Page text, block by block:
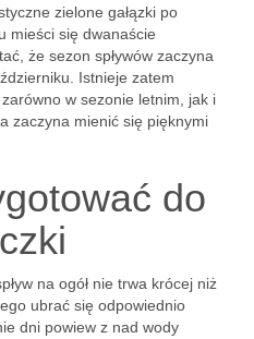
zielone gałązki po
mieści się dwanaście
że sezon spływów zaczyna
Istnieje zatem
w sezonie letnim, jak i
zaczyna mienić się pięknymi
do
na ogół nie trwa krócej niż
ubrać się odpowiednio
dni powiew z nad wody